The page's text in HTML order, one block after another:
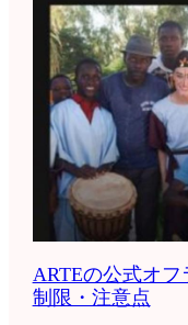
ARTEの公式オ
制限・注意点